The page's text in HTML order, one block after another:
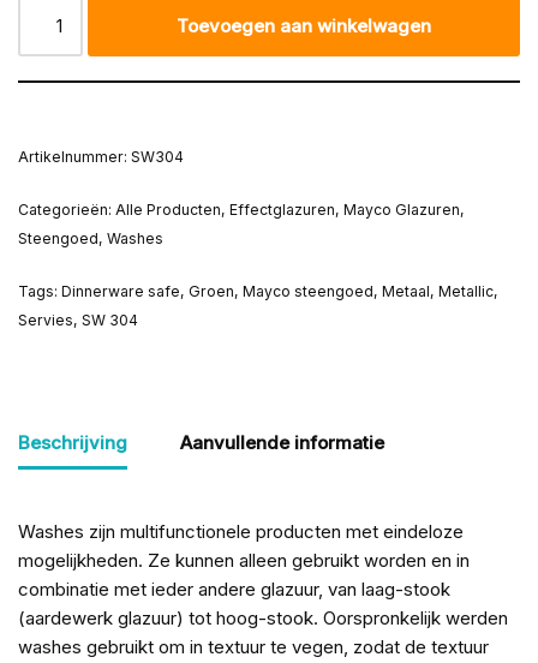
Toevoegen aan winkelwagen
Artikelnummer: SW304
Categorieën: Alle Producten, Effectglazuren, Mayco Glazuren,
Steengoed, Washes
Tags: Dinnerware safe, Groen, Mayco steengoed, Metaal, Metallic,
Servies, SW 304
Beschrijving Aanvullende informatie
Washes zijn multifunctionele producten met eindeloze
mogelijkheden. Ze kunnen alleen gebruikt worden en in
combinatie met ieder andere glazuur, van laag-stook
(aardewerk glazuur) tot hoog-stook. Oorspronkelijk werden
washes gebruikt om in textuur te vegen, zodat de textuur